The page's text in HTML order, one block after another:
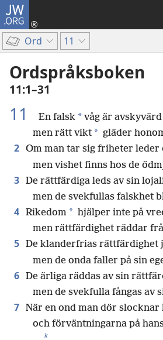
JW.ORG
Ord 11
Ordspråksboken
11:1–31
11 En falsk * våg är
men rätt vikt * gläder
2 Om man tar sig friheter leder
men vishet finns hos de
3 De rättfärdiga leds av sin
men de svekfullas falskhet
4 Rikedom * hjälper inte på
men rättfärdighet räddar
5 De klanderfrias rättfärdighet
men de onda faller på sin
6 De ärliga räddas av sin
men de svekfulla fångas av
7 När en ond man dör slocknar
och förväntningarna på
k